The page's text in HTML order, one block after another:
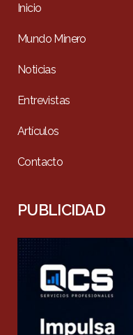
Inicio
Mundo Minero
Noticias
Entrevistas
Artículos
Contacto
PUBLICIDAD